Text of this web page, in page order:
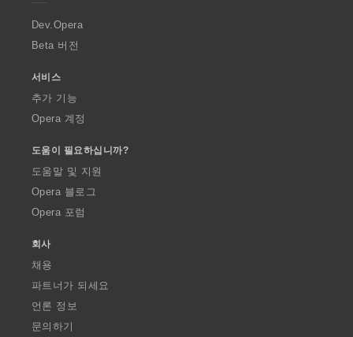
a
Dev.Opera
Beta 버전
서비스
추가 기능
Opera 계정
도움이 필요하십니까?
도움말 및 지원
Opera 블로그
Opera 포럼
회사
채용
파트너가 되세요
언론 정보
문의하기